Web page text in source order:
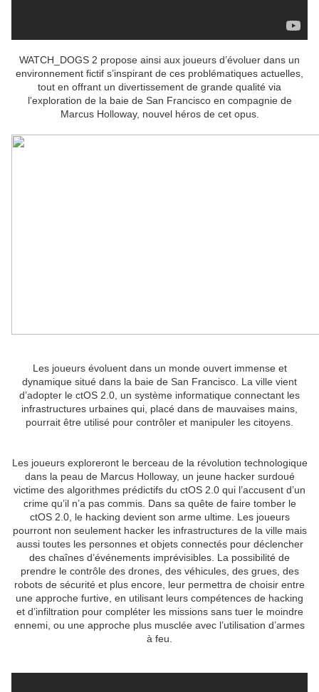
WATCH_DOGS 2 propose ainsi aux joueurs d’évoluer dans un
environnement fictif s’inspirant de ces problématiques actuelles,
tout en offrant un divertissement de grande qualité via
l’exploration de la baie de San Francisco en compagnie de
Marcus Holloway, nouvel héros de cet opus.
Les joueurs évoluent dans un monde ouvert immense et
dynamique situé dans la baie de San Francisco. La ville vient
d’adopter le ctOS 2.0, un système informatique connectant les
infrastructures urbaines qui, placé dans de mauvaises mains,
pourrait être utilisé pour contrôler et manipuler les citoyens.
Les joueurs exploreront le berceau de la révolution technologique
dans la peau de Marcus Holloway, un jeune hacker surdoué
victime des algorithmes prédictifs du ctOS 2.0 qui l’accusent d’un
crime qu’il n’a pas commis. Dans sa quête de faire tomber le
ctOS 2.0, le hacking devient son arme ultime. Les joueurs
pourront non seulement hacker les infrastructures de la ville mais
aussi toutes les personnes et objets connectés pour déclencher
des chaînes d’événements imprévisibles. La possibilité de
prendre le contrôle des drones, des véhicules, des grues, des
robots de sécurité et plus encore, leur permettra de choisir entre
une approche furtive, en utilisant leurs compétences de hacking
et d’infiltration pour compléter les missions sans tuer le moindre
ennemi, ou une approche plus musclée avec l’utilisation d’armes
à feu.